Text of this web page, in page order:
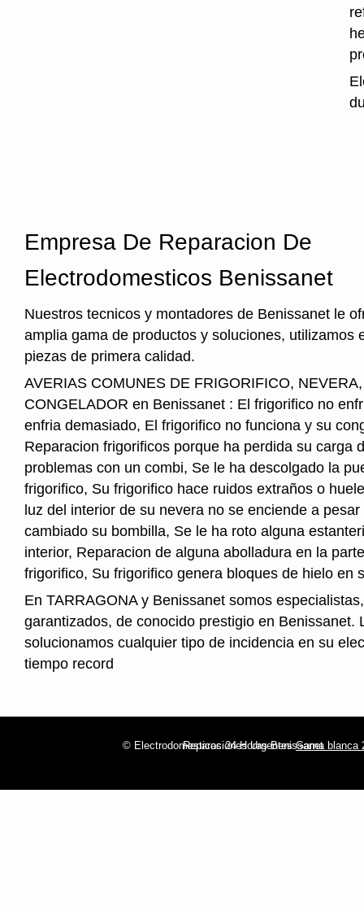
Empresa De Reparacion De
Electrodomesticos Benissanet
Nuestros tecnicos y montadores de Benissanet le
amplia gama de productos y soluciones, utilizamos
piezas de primera calidad.
AVERIAS COMUNES DE FRIGORIFICO,
CONGELADOR en Benissanet : El frigorifico no
enfria demasiado, El frigorifico no funciona y su
Reparacion frigorificos porque ha perdida su carga
problemas con un combi, Se le ha descolgado la
frigorifico, Su frigorifico hace ruidos extraños o
luz del interior de su nevera no se enciende a
cambiado su bombilla, Se le ha roto alguna
interior, Reparacion de alguna abolladura en la
frigorifico, Su frigorifico genera bloques de hielo en
En TARRAGONA y Benissanet somos
garantizados, de conocido prestigio en Benissanet.
solucionamos cualquier tipo de incidencia en su
tiempo record
© Electrodomesticos 24 Horas Benissanet
Reparaciones UrgentesGama blanca